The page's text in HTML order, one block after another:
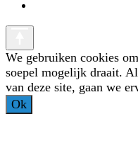
We gebruiken cookies
soepel mogelijk draait.
van deze site, gaan we
Ok